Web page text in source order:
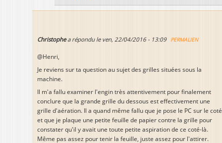
Christophea répondu le ven, 22/04/2016 - 13:09 PERMALIEN
@Henri,
Je reviens sur ta question au sujet des grilles situées sous la
machine.
Il m'a fallu examiner l'engin très attentivement pour finalement
conclure que la grande grille du dessous est effectivement une
grille d'aération. Il a quand même fallu que je pose le PC sur le coté
et que je plaque une petite feuille de papier contre la grille pour
constater qu'il y avait une toute petite aspiration de ce coté-là.
Même pas assez pour tenir la feuille, juste assez pour l'attirer.